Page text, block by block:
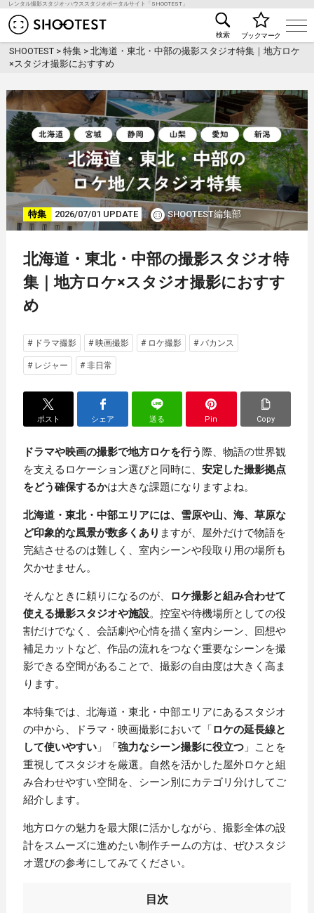
レンタル撮影スタジオ･ハウススタジオポータルサイト「SHOOTEST」
レンタル撮影スタジオ･ハウススタジオ検索の
検索 ブックマーク
SHOOTEST >特集 >北海道・東北・中部の撮影スタジオ特集｜地方ロケ
×スタジオ撮影におすすめ
特集 2026/07/01 UPDATE SHOOTEST編集部
北海道・東北・中部の撮影スタジオ特
集｜地方ロケ×スタジオ撮影におすす
め
# ドラマ撮影 # 映画撮影 # ロケ撮影 # バカンス
# レジャー # 非日常
ポスト シェア 送る Pin Copy
ドラマや映画の撮影で地方ロケを行う際、物語の世界観
を支えるロケーション選びと同時に、 安定した撮影拠点
をどう確保するかは大きな課題になりますよね。
北海道・東北・中部エリアには、雪原や山、海、草原な
ど印象的な風景が数多くあり ますが、屋外だけで物語を
完結させるのは難しく、室内シーンや段取り用の場所も
欠かせません。
そんなときに頼りになるのが、
ロケ撮影と組み合わせて
使える撮影スタジオや施設。控室や待機場所としての役
割だけでなく、会話劇や心情を描く室内シーン、回想や
補足カットなど、作品の流れをつなぐ重要なシーンを撮
影できる空間があることで、撮影の自由度は大きく高ま
ります。
本特集では、北海道・東北・中部エリアにあるスタジオ
の中から、ドラマ・映画撮影において「ロケの延長線と
して使いやすい」「強力なシーン撮影に役立つ」ことを
重視してスタジオを厳選。自然を活かした屋外ロケと組
み合わせやすい空間を、シーン別にカテゴリ分けしてご
紹介します。
地方ロケの魅力を最大限に活かしながら、撮影全体の設
計をスムーズに進めたい制作チームの方は、ぜひスタジ
オ選びの参考にしてみてください。
目次